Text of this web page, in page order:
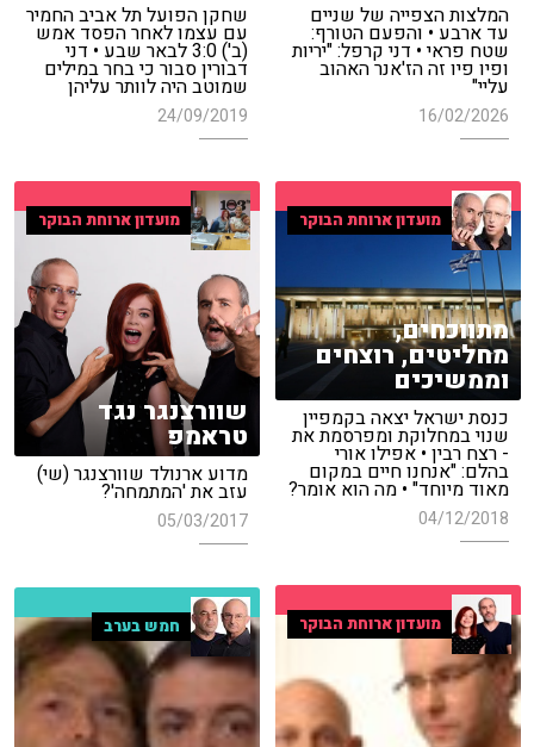
המלצות הצפייה של שניים
עד ארבע • והפעם הטורף:
שטח פראי • דני קרפל: "יריות
ופיו פיו זה הז'אנר האהוב
עליי"
16/02/2026
שחקן הפועל תל אביב החמיר
עם עצמו לאחר הפסד אמש
(ב') 3:0 לבאר שבע • דני
דבורין סבור כי בחר במילים
שמוטב היה לוותר עליהן
24/09/2019
מועדון ארוחת הבוקר
מתווכחים,
מחליטים, רוצחים
וממשיכים
כנסת ישראל יצאה בקמפיין
שנוי במחלוקת ומפרסמת את
- רצח רבין • אפילו אורי
בהלם: "אנחנו חיים במקום
מאוד מיוחד" • מה הוא אומר?
04/12/2018
מועדון ארוחת הבוקר
שוורצנגר נגד
טראמפ
מדוע ארנולד שוורצנגר (שי)
עזב את 'המתמחה'?
05/03/2017
מועדון ארוחת הבוקר חמש בערב